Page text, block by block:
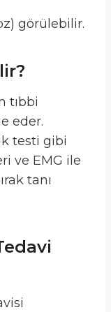
görülebilir.
tıbbi
eder.
testi gibi
ve EMG ile
tanı